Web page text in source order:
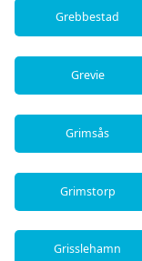
Grebbestad
Grevie
Grimsås
Grimstorp
Grisslehamn